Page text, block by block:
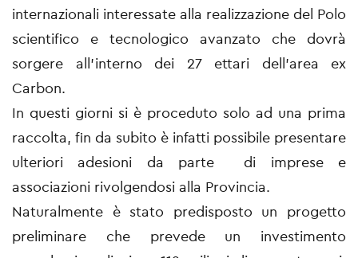
internazionali interessate alla realizzazione del Polo
scientifico e tecnologico avanzato che dovrà
sorgere all’interno dei 27 ettari dell’area ex
Carbon.
In questi giorni si è proceduto solo ad una prima
raccolta, fin da subito è infatti possibile presentare
ulteriori adesioni da parte di imprese e
associazioni rivolgendosi alla Provincia.
Naturalmente è stato predisposto un progetto
preliminare che prevede un investimento